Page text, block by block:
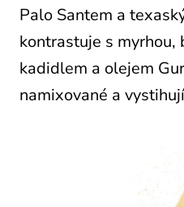
Palo Santem a
kontrastuje s myrhou,
kadidlem a olejem
namixované a